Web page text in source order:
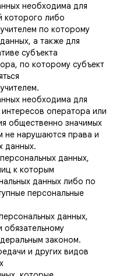
необходима для
которого либо
по которому
а также для
субъекта
по которому субъект
необходима для
оператора или
общественно значимых
не нарушаются права и
данных.
данных,
к которым
данных либо по
персональные
данных,
законом.
и других видов